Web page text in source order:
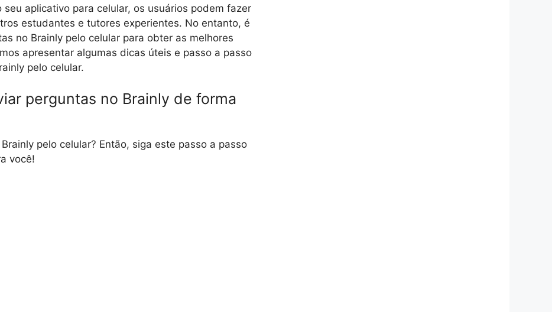
aplicativo para celular, os usuários podem fazer
estudantes e tutores experientes. No entanto, é
no Brainly pelo celular para obter as melhores
apresentar algumas dicas úteis e passo a passo
pelo celular.
perguntas no Brainly de forma
pelo celular? Então, siga este passo a passo
você!